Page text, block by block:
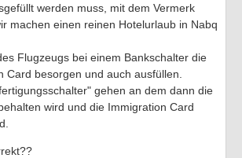
werden muss, mit dem Vermerk
machen einen reinen Hotelurlaub in Nabq
Flugzeugs bei einem Bankschalter die
Card besorgen und auch ausfüllen.
gehen an dem dann die
wird und die Immigration Card